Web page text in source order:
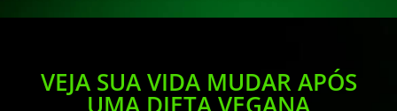
VEJA SUA VIDA MUDAR APÓS